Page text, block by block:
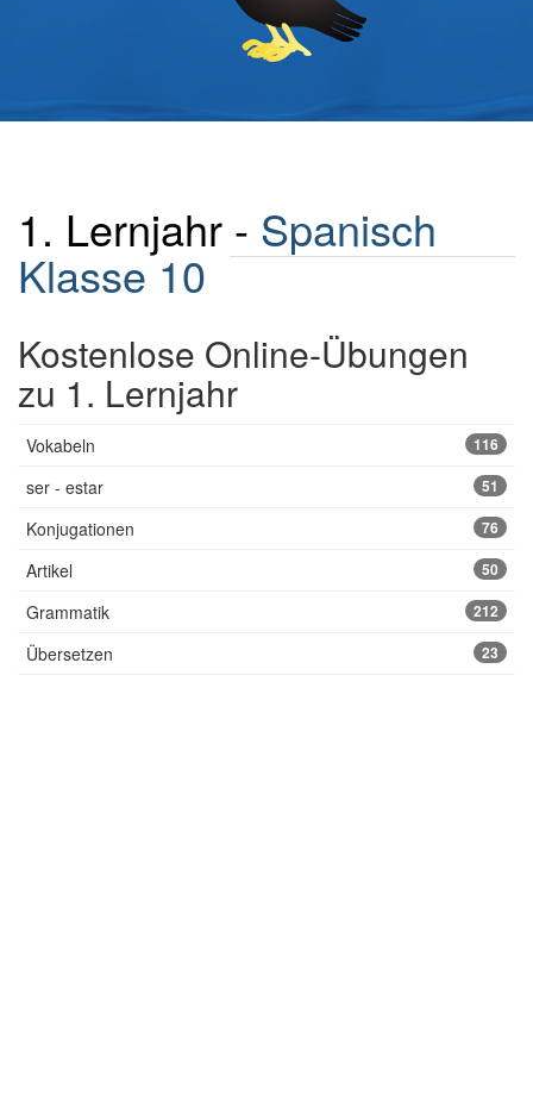
1. Lernjahr - Spanisch
Klasse 10
Kostenlose Online-Übungen
zu 1. Lernjahr
Vokabeln 116
ser - estar 51
Konjugationen 76
Artikel 50
Grammatik 212
Übersetzen 23